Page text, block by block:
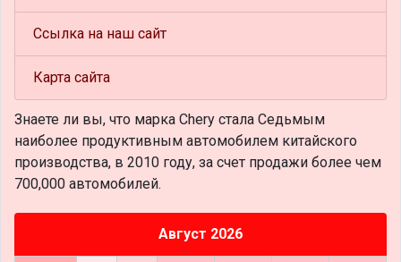
Ссылка на наш сайт
Карта сайта
Знаете ли вы, что марка Chery стала Седьмым
наиболее продуктивным автомобилем китайского
производства, в 2010 году, за счет продажи более чем
700,000 автомобилей.
Август 2026